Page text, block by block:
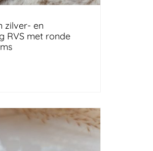
zilver- en
RVS met ronde